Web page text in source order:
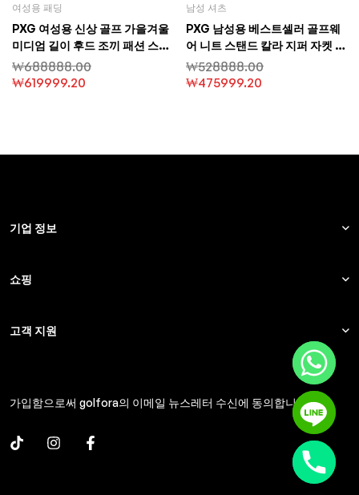
여성용 패딩
PXG 여성용 신상 골프 가을겨울
미디엄 길이 후드 조끼 패션 스포
츠 보온 민소매 슬림핏 다운 재킷
₩688888.00
₩619999.20
남성 셔츠
PXG 남성용 베스트셀러 골프웨
어 니트 스탠드 칼라 지퍼 자켓 스
포츠 골프 야구 스타일 상의 슬림
핏 다용도
₩528888.00
₩475999.20
기업 정보
쇼핑
고객 지원
가입함으로써 golfora의 이메일 뉴스레터 수신에 동의합니다.